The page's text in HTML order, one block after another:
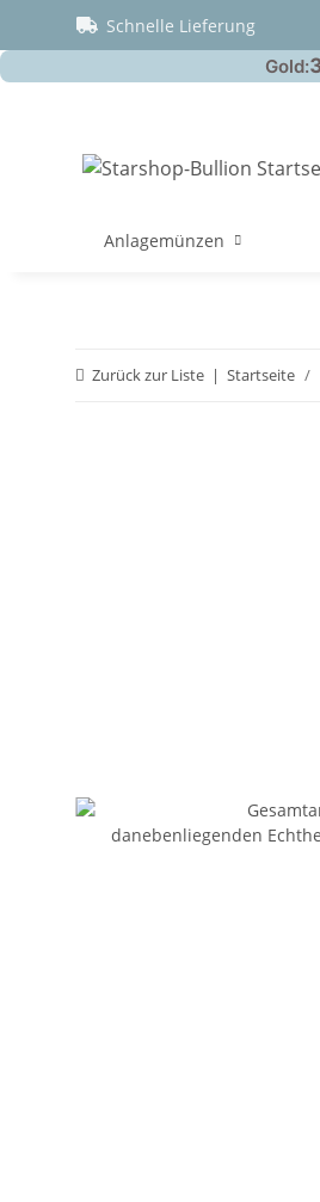
Schnelle Lieferung
Anlagemünzen
Zurück zur Liste Startseite